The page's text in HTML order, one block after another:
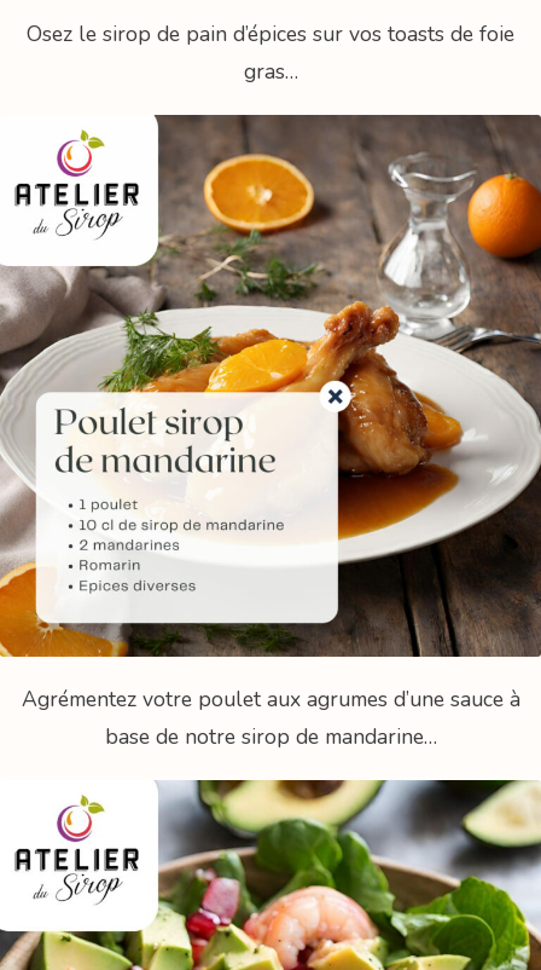
Osez le sirop de pain d’épices sur vos toasts de foie
gras…
Agrémentez votre poulet aux agrumes d’une sauce à
base de notre sirop de mandarine…